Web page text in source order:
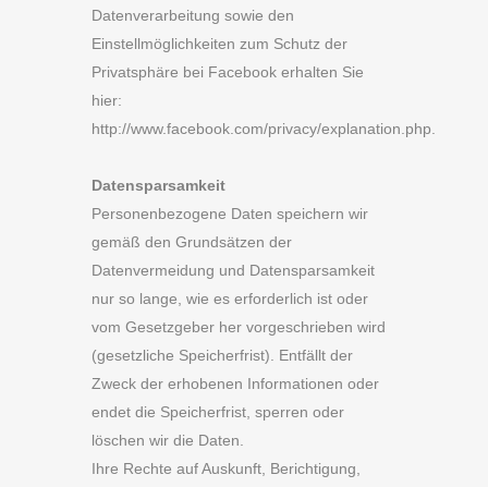
Datenverarbeitung sowie den
Einstellmöglichkeiten zum Schutz der
Privatsphäre bei Facebook erhalten Sie
hier:
http://www.facebook.com/privacy/explanation.php.
Datensparsamkeit
Personenbezogene Daten speichern wir
gemäß den Grundsätzen der
Datenvermeidung und Datensparsamkeit
nur so lange, wie es erforderlich ist oder
vom Gesetzgeber her vorgeschrieben wird
(gesetzliche Speicherfrist). Entfällt der
Zweck der erhobenen Informationen oder
endet die Speicherfrist, sperren oder
löschen wir die Daten.
Ihre Rechte auf Auskunft, Berichtigung,